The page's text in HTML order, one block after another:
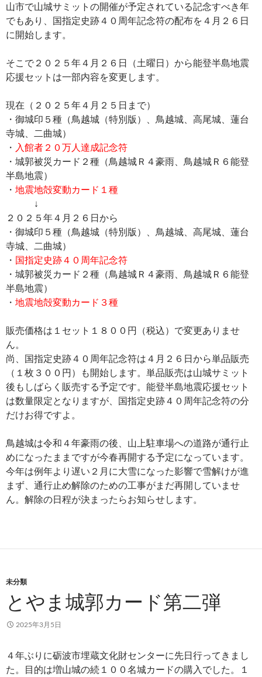
山市で山城サミットの開催が予定されている記念すべき年
でもあり、国指定史跡４０周年記念符の配布を４月２６日
に開始します。
そこで２０２５年４月２６日（土曜日）から能登半島地震
応援セットは一部内容を変更します。
現在（２０２５年４月２５日まで）
・御城印５種（鳥越城（特別版）、鳥越城、高尾城、蓮台
寺城、二曲城）
・ 入館者２０万人達成記念符
・城郭被災カード２種（鳥越城Ｒ４豪雨、鳥越城Ｒ６能登
半島地震）
・ 地震地殻変動カード１種
↓
２０２５年４月２６日から
・御城印５種（鳥越城（特別版）、鳥越城、高尾城、蓮台
寺城、二曲城）
・ 国指定史跡４０周年記念符
・城郭被災カード２種（鳥越城Ｒ４豪雨、鳥越城Ｒ６能登
半島地震）
・ 地震地殻変動カード３種
販売価格は１セット１８００円（税込）で変更ありませ
ん。
尚、国指定史跡４０周年記念符は４月２６日から単品販売
（１枚３００円）も開始します。単品販売は山城サミット
後もしばらく販売する予定です。能登半島地震応援セット
は数量限定となりますが、国指定史跡４０周年記念符の分
だけお得ですよ。
鳥越城は令和４年豪雨の後、山上駐車場への道路が通行止
めになったままですが今春再開する予定になっています。
今年は例年より遅い２月に大雪になった影響で雪解けが進
まず、通行止め解除のための工事がまだ再開していませ
ん。解除の日程が決まったらお知らせします。
未分類
とやま城郭カード第二弾
2025年3月5日
４年ぶりに砺波市埋蔵文化財センターに先日行ってきまし
た。目的は増山城の続１００名城カードの購入でした。１